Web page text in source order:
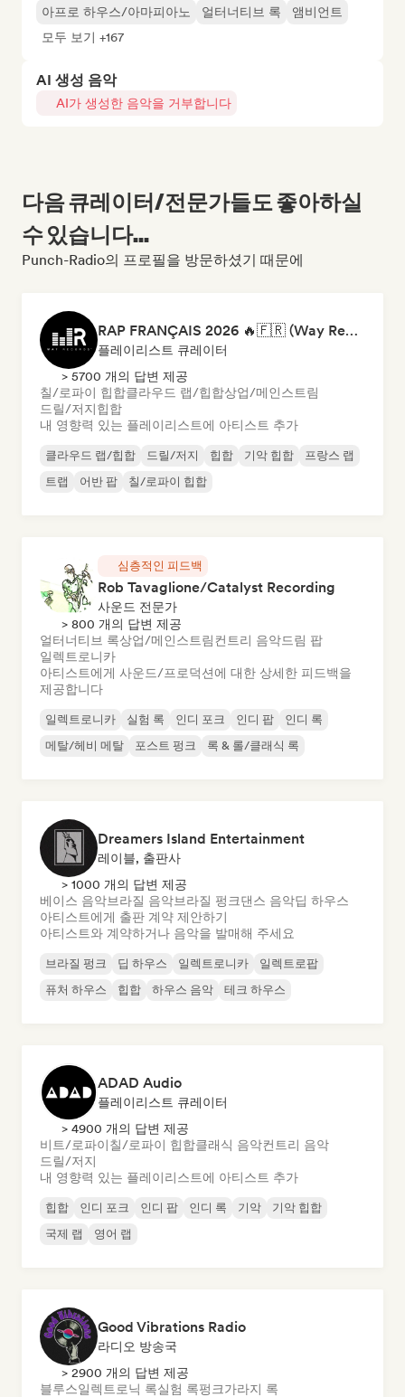
아프로 하우스/아마피아노 얼터너티브 록
앰비언트
모두 보기 +167
AI 생성 음악
AI가 생성한 음악을 거부합니다
다음 큐레이터/전문가들도 좋아하실
수 있습니다...
Punch-Radio의 프로필을 방문하셨기 때문에
RAP FRANÇAIS 2026 🔥🇫🇷 (Way Records)
플레이리스트 큐레이터
> 5700 개의 답변 제공
칠/로파이 힙합클라우드 랩/힙합상업/메인스트림
드릴/저지힙합
내 영향력 있는 플레이리스트에 아티스트 추가
클라우드 랩/힙합 드릴/저지 힙합 기악 힙합
프랑스 랩
트랩
어반 팝 칠/로파이 힙합
심층적인 피드백
Rob Tavaglione/Catalyst Recording
사운드 전문가
> 800 개의 답변 제공
얼터너티브 록상업/메인스트림컨트리 음악드림 팝
일렉트로니카
아티스트에게 사운드/프로덕션에 대한 상세한 피드백을
제공합니다
일렉트로니카 실험 록 인디 포크 인디 팝
인디 록
메탈/헤비 메탈
포스트 펑크 록 & 롤/클래식 록
Dreamers Island Entertainment
레이블, 출판사
> 1000 개의 답변 제공
베이스 음악브라질 음악브라질 펑크댄스 음악딥 하우스
아티스트에게 출판 계약 제안하기
아티스트와 계약하거나 음악을 발매해 주세요
브라질 펑크 딥 하우스 일렉트로니카
일렉트로팝
퓨처 하우스
힙합 하우스 음악 테크 하우스
ADAD Audio
플레이리스트 큐레이터
> 4900 개의 답변 제공
비트/로파이칠/로파이 힙합클래식 음악컨트리 음악
드릴/저지
내 영향력 있는 플레이리스트에 아티스트 추가
힙합 인디 포크 인디 팝 인디 록 기악
기악 힙합
국제 랩
영어 랩
Good Vibrations Radio
라디오 방송국
> 2900 개의 답변 제공
블루스일렉트로닉 록실험 록펑크가라지 록